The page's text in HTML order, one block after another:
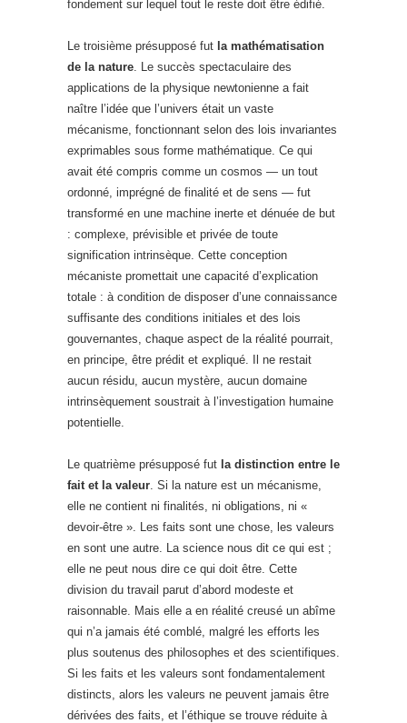
fondement sur lequel tout le reste doit être édifié.
Le troisième présupposé fut la mathématisation
de la nature . Le succès spectaculaire des
applications de la physique newtonienne a fait
naître l’idée que l’univers était un vaste
mécanisme, fonctionnant selon des lois invariantes
exprimables sous forme mathématique. Ce qui
avait été compris comme un cosmos — un tout
ordonné, imprégné de finalité et de sens — fut
transformé en une machine inerte et dénuée de but
: complexe, prévisible et privée de toute
signification intrinsèque. Cette conception
mécaniste promettait une capacité d’explication
totale : à condition de disposer d’une connaissance
suffisante des conditions initiales et des lois
gouvernantes, chaque aspect de la réalité pourrait,
en principe, être prédit et expliqué. Il ne restait
aucun résidu, aucun mystère, aucun domaine
intrinsèquement soustrait à l’investigation humaine
potentielle.
Le quatrième présupposé fut la distinction entre le
fait et la valeur . Si la nature est un mécanisme,
elle ne contient ni finalités, ni obligations, ni «
devoir-être ». Les faits sont une chose, les valeurs
en sont une autre. La science nous dit ce qui est ;
elle ne peut nous dire ce qui doit être. Cette
division du travail parut d’abord modeste et
raisonnable. Mais elle a en réalité creusé un abîme
qui n’a jamais été comblé, malgré les efforts les
plus soutenus des philosophes et des scientifiques.
Si les faits et les valeurs sont fondamentalement
distincts, alors les valeurs ne peuvent jamais être
dérivées des faits, et l’éthique se trouve réduite à